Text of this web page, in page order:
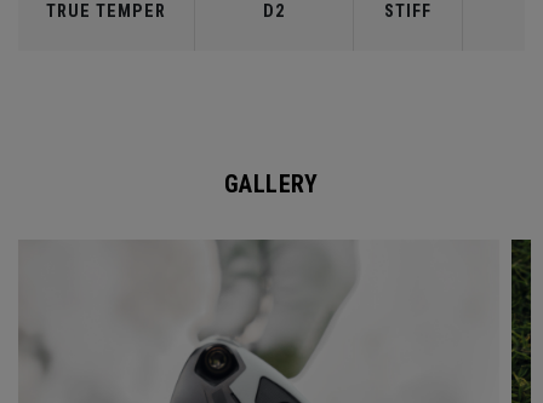
TRUE TEMPER D2 STIFF
GALLERY